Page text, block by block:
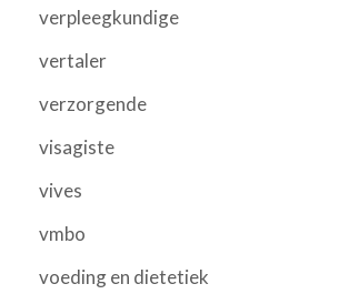
verpleegkundige
vertaler
verzorgende
visagiste
vives
vmbo
voeding en dietetiek